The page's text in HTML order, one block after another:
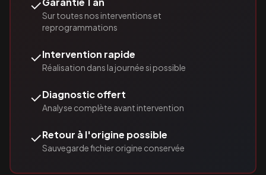
✓
Sur toutes nos interventions et
reprogrammations
✓Intervention rapide
Réalisation dans la journée si possible
✓Diagnostic offert
Analyse complète avant intervention
✓Retour à l'origine possible
Sauvegarde fichier origine conservée